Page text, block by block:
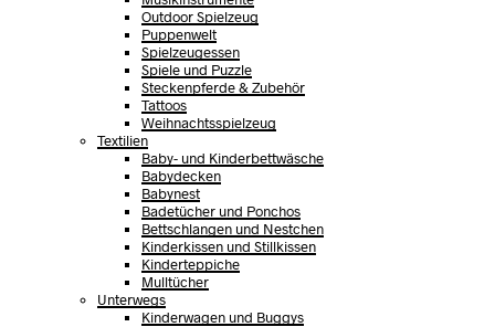
Outdoor Spielzeug
Puppenwelt
Spielzeugessen
Spiele und Puzzle
Steckenpferde & Zubehör
Tattoos
Weihnachtsspielzeug
Textilien
Baby- und Kinderbettwäsche
Babydecken
Babynest
Badetücher und Ponchos
Bettschlangen und Nestchen
Kinderkissen und Stillkissen
Kinderteppiche
Mulltücher
Unterwegs
Kinderwagen und Buggys